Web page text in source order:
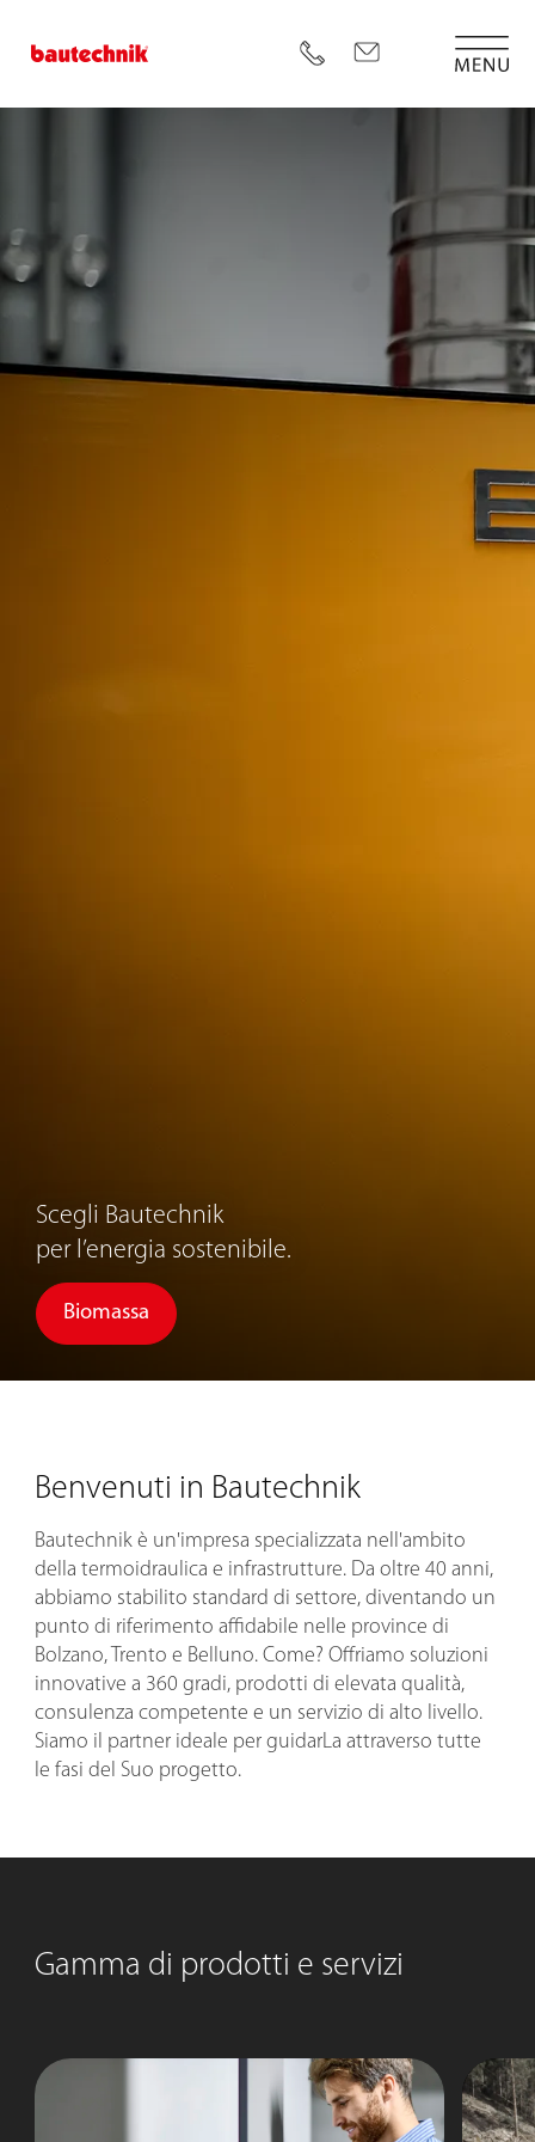
Scegli Bautechnik
per l’energia sostenibile.
Biomassa
Benvenuti in Bautechnik
Bautechnik è un'impresa specializzata nell'ambito
della termoidraulica e infrastrutture. Da oltre 40 anni,
abbiamo stabilito standard di settore, diventando un
punto di riferimento affidabile nelle province di
Bolzano, Trento e Belluno. Come? Offriamo soluzioni
innovative a 360 gradi, prodotti di elevata qualità,
consulenza competente e un servizio di alto livello.
Siamo il partner ideale per guidarLa attraverso tutte
le fasi del Suo progetto.
Gamma di prodotti e servizi